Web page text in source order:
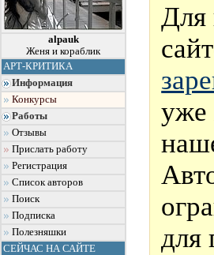
alpauk
Женя и кораблик
АРТ-КРИТИКА
Информация
Конкурсы
Работы
Отзывы
Прислать работу
Регистрация
Список авторов
Поиск
Подписка
Полезняшки
СЕЙЧАС НА САЙТЕ
Для
уже
для